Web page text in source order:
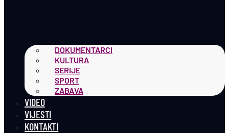
DOKUMENTARCI
KULTURA
SERIJE
SPORT
ZABAVA
VIDEO
VIJESTI
KONTAKTI